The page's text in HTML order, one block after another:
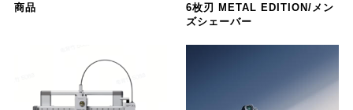
商品
6枚刃 METAL EDITION/メン
ズシェーバー